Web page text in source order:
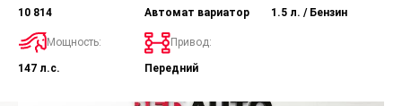
10 814 Автомат вариатор 1.5 л. / Бензин
Мощность:
147 л.с.
Привод:
Передний